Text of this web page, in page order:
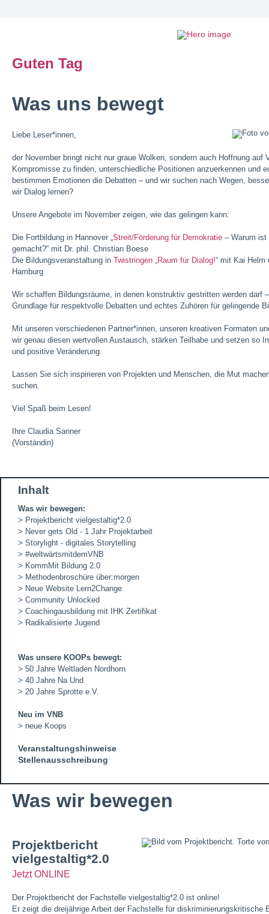
Guten Tag
Was uns bewegt
Liebe Leser*innen,
der November bringt nicht nur graue Wolken, sondern auch Hoffnung auf
Kompromisse zu finden, unterschiedliche Positionen anzuerkennen und
bestimmen Emotionen die Debatten – und wir suchen nach Wegen,
wir Dialog lernen?
Unsere Angebote im November zeigen, wie das gelingen kann:
Die Fortbildung in Hannover „Streit/Förderung für Demokratie – Warum ist
gemacht?“ mit Dr. phil. Christian Boese
Die Bildungsveranstaltung in Twistringen „Raum für Dialog!“ mit Kai Helm
Hamburg
Wir schaffen Bildungsräume, in denen konstruktiv gestritten werden darf
Grundlage für respektvolle Debatten und echtes Zuhören für gelingende
Mit unseren verschiedenen Partner*innen, unseren kreativen Formaten
wir genau diesen wertvollen Austausch, stärken Teilhabe und setzen so
und positive Veränderung.
Lassen Sie sich inspirieren von Projekten und Menschen, die Mut
suchen.
Viel Spaß beim Lesen!
Ihre Claudia Sanner
(Vorständin)
Inhalt
Was wir bewegen:
> Projektbericht vielgestaltig*2.0
> Never gets Old - 1 Jahr Projektarbeit
> Storylight - digitales Storytelling
> #weltwärtsmitdemVNB
> KommMit Bildung 2.0
> Methodenbroschüre über:morgen
> Neue Website Lern2Change
> Community Unlocked
> Coachingausbildung mit IHK Zertifikat
> Radikalisierte Jugend
Was unsere KOOPs bewegt:
> 50 Jahre Weltladen Nordhorn
> 40 Jahre Na Und
> 20 Jahre Sprotte e.V.
Neu im VNB
> neue Koops
Veranstaltungshinweise
Stellenausschreibung
Was wir bewegen
Projektbericht
vielgestaltig*2.0
Jetzt ONLINE
Der Projektbericht der Fachstelle vielgestaltig*2.0 ist online!
Er zeigt die dreijährige Arbeit der Fachstelle für diskriminierungskritische